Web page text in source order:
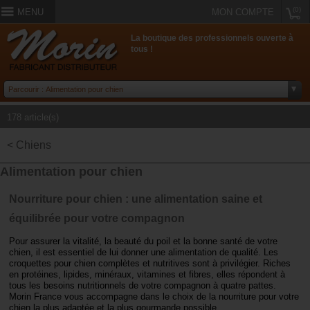
MENU MON COMPTE
La boutique des professionnels ouverte à
tous !
178 article(s)
< Chiens
Alimentation pour chien
Nourriture pour chien : une alimentation saine et
équilibrée pour votre compagnon
Pour assurer la vitalité, la beauté du poil et la bonne santé de votre
chien, il est essentiel de lui donner une alimentation de qualité. Les
croquettes pour chien complètes et nutritives sont à privilégier. Riches
en protéines, lipides, minéraux, vitamines et fibres, elles répondent à
tous les besoins nutritionnels de votre compagnon à quatre pattes.
Morin France vous accompagne dans le choix de la nourriture pour votre
chien la plus adaptée et la plus gourmande possible.